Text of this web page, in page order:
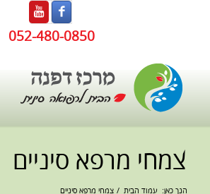
052-480-0850
צמחי מרפא סיניים
הנך כאן: עמוד הבית / צמחי מרפא סיניים